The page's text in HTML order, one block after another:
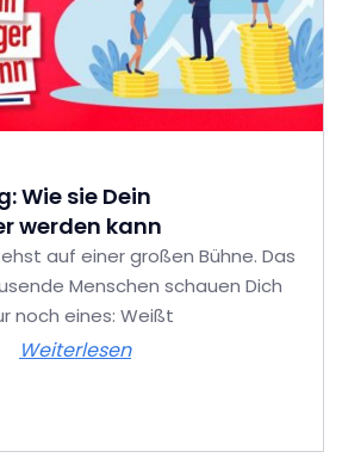
Wie sie Dein
werden kann
auf einer großen Bühne. Das
Menschen schauen Dich
noch eines: Weißt
Weiterlesen